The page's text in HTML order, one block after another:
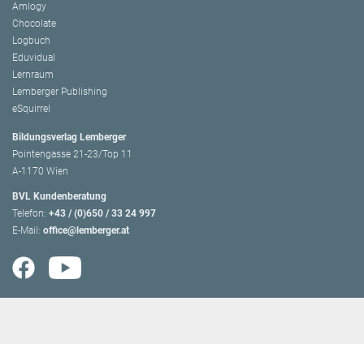
Amlogy
Chocolate
Logbuch
Eduvidual
Lernraum
Lemberger Publishing
eSquirrel
Bildungsverlag Lemberger
Pointengasse 21-23/Top 11
A-1170 Wien
BVL Kundenberatung
Telefon: +43 / (0)650 / 33 24 997
E-Mail: office@lemberger.at